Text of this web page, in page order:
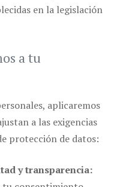
en la legislación
a tu
aplicaremos
a las exigencias
protección de datos:
y transparencia: